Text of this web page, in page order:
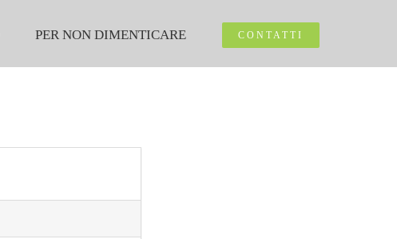
PER NON DIMENTICARE CONTATTI